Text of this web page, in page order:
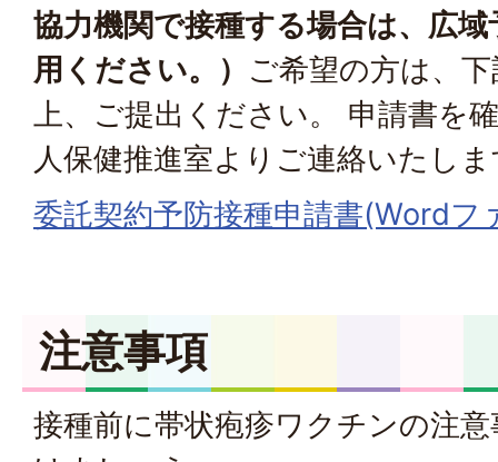
協力機関で接種する場合は、広
用ください。） ご希望の方は、
上、ご提出ください。 申請書を
人保健推進室よりご連絡いたし
委託契約予防接種申請書(Wordフ
注意事項
接種前に帯状疱疹ワクチンの注